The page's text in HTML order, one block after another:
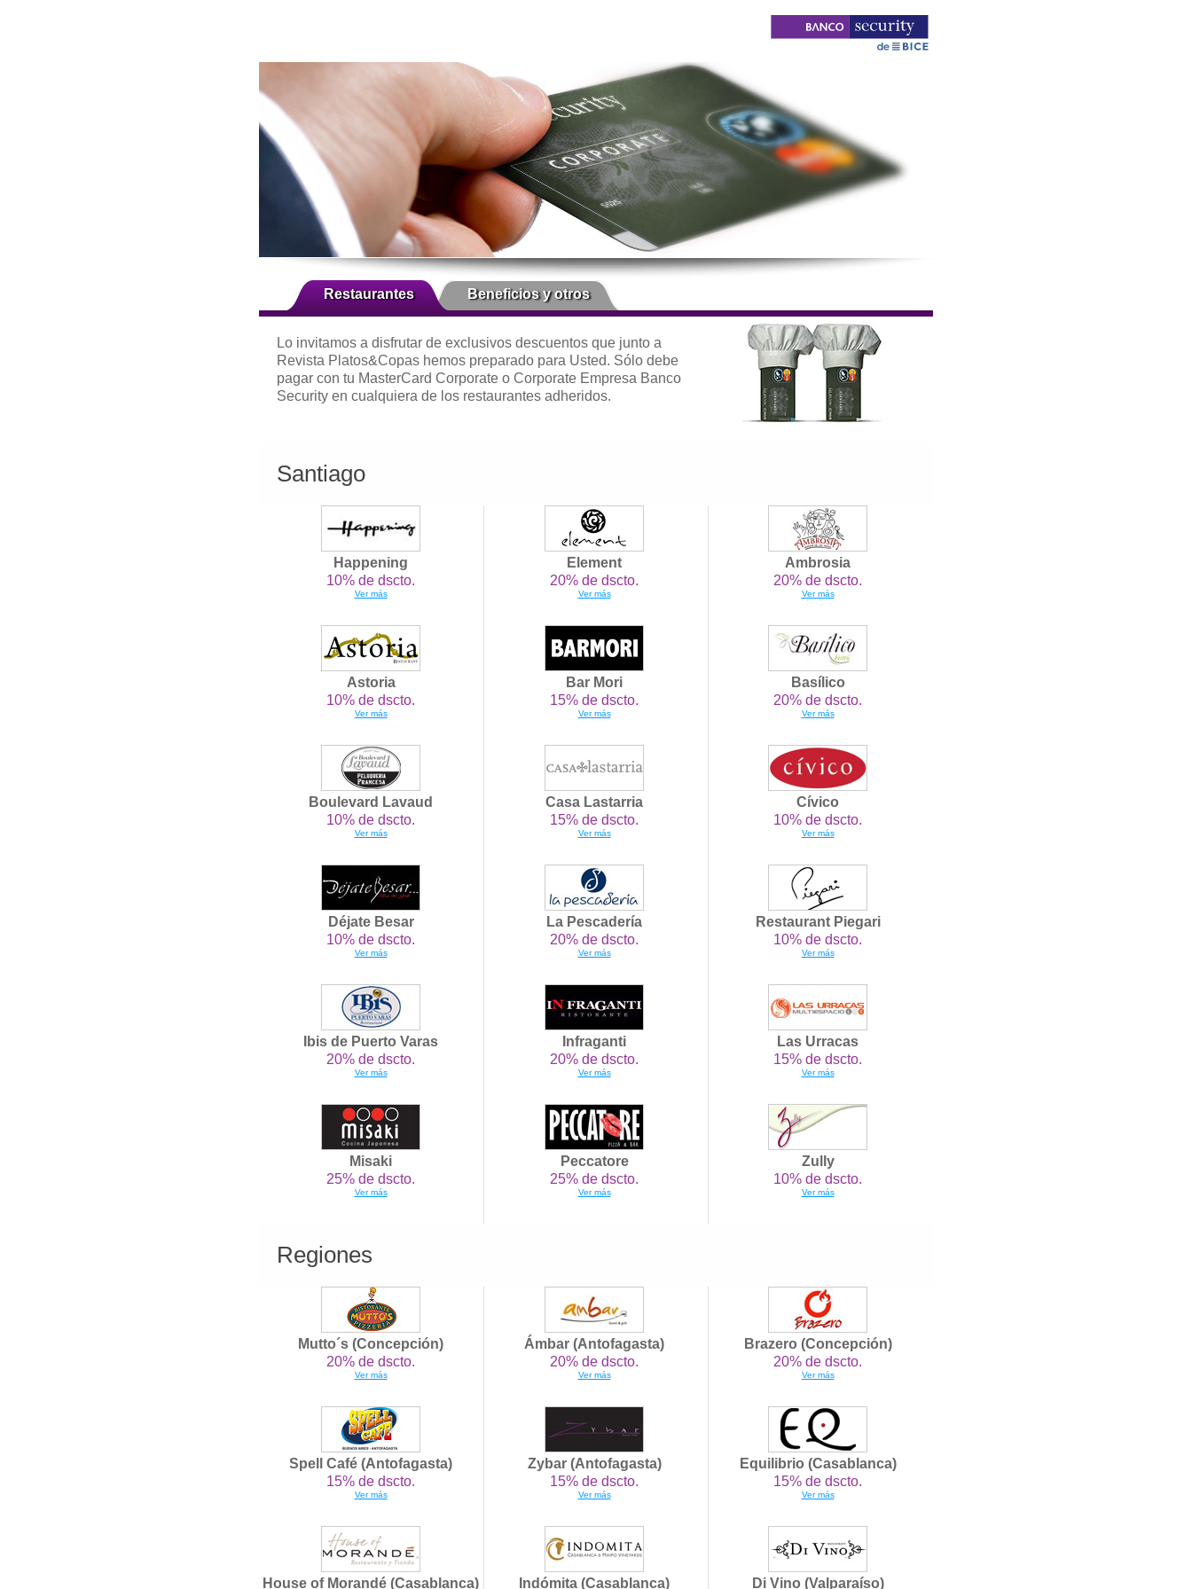
Restaurantes Beneficios y otros
Lo invitamos a disfrutar de exclusivos descuentos que junto a
Revista Platos&Copas hemos preparado para Usted. Sólo debe
pagar con tu MasterCard Corporate o Corporate Empresa Banco
Security en cualquiera de los restaurantes adheridos.
Santiago
Happening
10% de dscto.
Ver más
Element
20% de dscto.
Ver más
Ambrosia
20% de dscto.
Ver más
Astoria
10% de dscto.
Ver más
Bar Mori
15% de dscto.
Ver más
Basílico
20% de dscto.
Ver más
Boulevard Lavaud
10% de dscto.
Ver más
Casa Lastarria
15% de dscto.
Ver más
Cívico
10% de dscto.
Ver más
Déjate Besar
10% de dscto.
Ver más
La Pescadería
20% de dscto.
Ver más
Restaurant Piegari
10% de dscto.
Ver más
Ibis de Puerto Varas
20% de dscto.
Ver más
Infraganti
20% de dscto.
Ver más
Las Urracas
15% de dscto.
Ver más
Misaki
25% de dscto.
Ver más
Peccatore
25% de dscto.
Ver más
Zully
10% de dscto.
Ver más
Regiones
Mutto´s (Concepción)
20% de dscto.
Ver más
Ámbar (Antofagasta)
20% de dscto.
Ver más
Brazero (Concepción)
20% de dscto.
Ver más
Spell Café (Antofagasta)
15% de dscto.
Ver más
Zybar (Antofagasta)
15% de dscto.
Ver más
Equilibrio (Casablanca)
15% de dscto.
Ver más
House of Morandé (Casablanca) Indómita (Casablanca) Di Vino (Valparaíso)